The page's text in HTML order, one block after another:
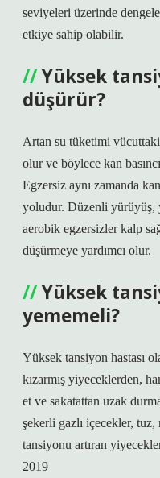
seviyeleri üzerinde
etkiye sahip olabilir.
Yüksek
düşürür?
Artan su tüketimi vücuttaki
olur ve böylece kan
Egzersiz aynı zamanda
yoludur. Düzenli yürüyüş,
aerobik egzersizler kalp
düşürmeye yardımcı olur.
Yüksek
yememeli?
Yüksek tansiyon hastası
kızarmış yiyeceklerden,
et ve sakatattan uzak
şekerli gazlı içecekler, tuz,
tansiyonu artıran
2019